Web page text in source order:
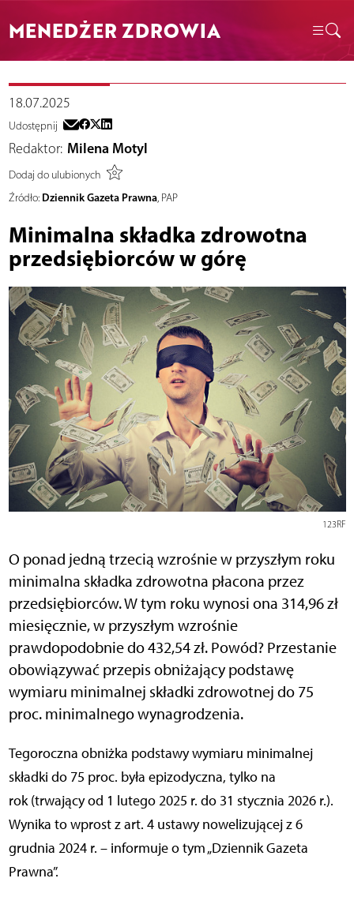
MENEDŻER ZDROWIA
18.07.2025
Udostępnij
Redaktor: Milena Motyl
Dodaj do ulubionych
Źródło: Dziennik Gazeta Prawna, PAP
Minimalna składka zdrowotna
przedsiębiorców w górę
123RF
O ponad jedną trzecią wzrośnie w przyszłym roku
minimalna składka zdrowotna płacona przez
przedsiębiorców. W tym roku wynosi ona 314,96 zł
miesięcznie, w przyszłym wzrośnie
prawdopodobnie do 432,54 zł. Powód? Przestanie
obowiązywać przepis obniżający podstawę
wymiaru minimalnej składki zdrowotnej do 75
proc. minimalnego wynagrodzenia.
Tegoroczna obniżka podstawy wymiaru minimalnej
składki do 75 proc. była epizodyczna, tylko na
rok (trwający od 1 lutego 2025 r. do 31 stycznia 2026 r.).
Wynika to wprost z art. 4 ustawy nowelizującej z 6
grudnia 2024 r. – informuje o tym „Dziennik Gazeta
Prawna”.